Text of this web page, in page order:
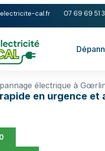
cal.fr 07 69 69 51
électrique à
en urgence